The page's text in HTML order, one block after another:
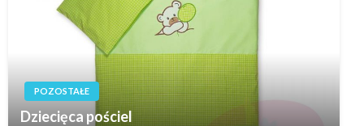
POZOSTAŁE
Dziecięca pościel